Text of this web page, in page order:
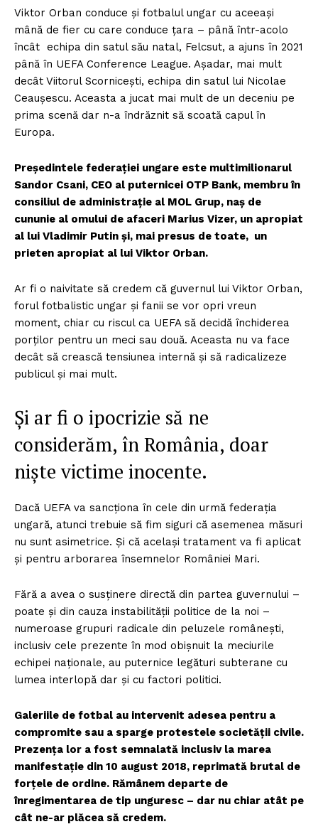
Viktor Orban conduce și fotbalul ungar cu aceeași
mână de fier cu care conduce țara – până într-acolo
încât echipa din satul său natal, Felcsut, a ajuns în 2021
până în UEFA Conference League. Așadar, mai mult
decât Viitorul Scornicești, echipa din satul lui Nicolae
Ceaușescu. Aceasta a jucat mai mult de un deceniu pe
prima scenă dar n-a îndrăznit să scoată capul în
Europa.
Președintele federației ungare este multimilionarul
Sandor Csani, CEO al puternicei OTP Bank, membru în
consiliul de administrație al MOL Grup, naș de
cununie al omului de afaceri Marius Vizer, un apropiat
al lui Vladimir Putin și, mai presus de toate, un
prieten apropiat al lui Viktor Orban.
Ar fi o naivitate să credem că guvernul lui Viktor Orban,
forul fotbalistic ungar și fanii se vor opri vreun
moment, chiar cu riscul ca UEFA să decidă închiderea
porților pentru un meci sau două. Aceasta nu va face
decât să crească tensiunea internă și să radicalizeze
publicul și mai mult.
Și ar fi o ipocrizie să ne
considerăm, în România, doar
niște victime inocente.
Dacă UEFA va sancționa în cele din urmă federația
ungară, atunci trebuie să fim siguri că asemenea măsuri
nu sunt asimetrice. Și că același tratament va fi aplicat
și pentru arborarea însemnelor României Mari.
Fără a avea o susținere directă din partea guvernului –
poate și din cauza instabilității politice de la noi –
numeroase grupuri radicale din peluzele românești,
inclusiv cele prezente în mod obișnuit la meciurile
echipei naționale, au puternice legături subterane cu
lumea interlopă dar și cu factori politici.
Galeriile de fotbal au intervenit adesea pentru a
compromite sau a sparge protestele societății civile.
Prezența lor a fost semnalată inclusiv la marea
manifestație din 10 august 2018, reprimată brutal de
forțele de ordine. Rămânem departe de
înregimentarea de tip unguresc – dar nu chiar atât pe
cât ne-ar plăcea să credem.